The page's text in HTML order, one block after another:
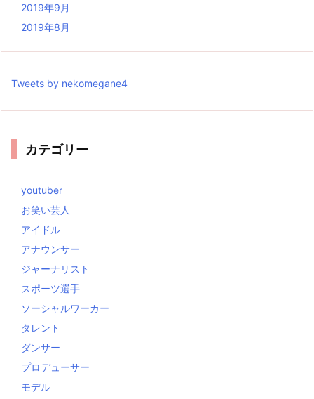
2019年9月
2019年8月
Tweets by nekomegane4
カテゴリー
youtuber
お笑い芸人
アイドル
アナウンサー
ジャーナリスト
スポーツ選手
ソーシャルワーカー
タレント
ダンサー
プロデューサー
モデル